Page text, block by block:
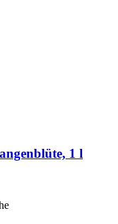
1 l